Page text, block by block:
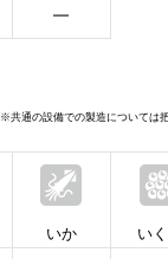
━
※共通の設備での製造については
いか い